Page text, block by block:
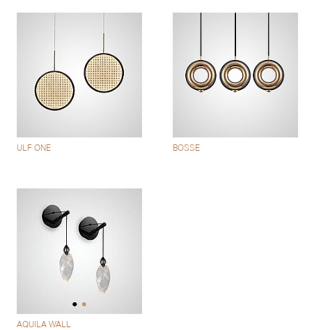
ULF ONE BOSSE
AQUILA WALL